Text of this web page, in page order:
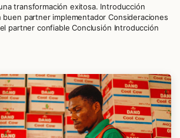
transformación exitosa. Introducción
buen partner implementador Consideraciones
partner confiable Conclusión Introducción